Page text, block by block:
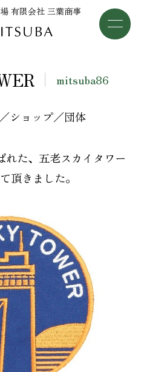
有限会社 三葉商事
ョップ
お問い合わせ
mitsuba86
ショップ／団体
れた、五老スカイタワー
頂きました。